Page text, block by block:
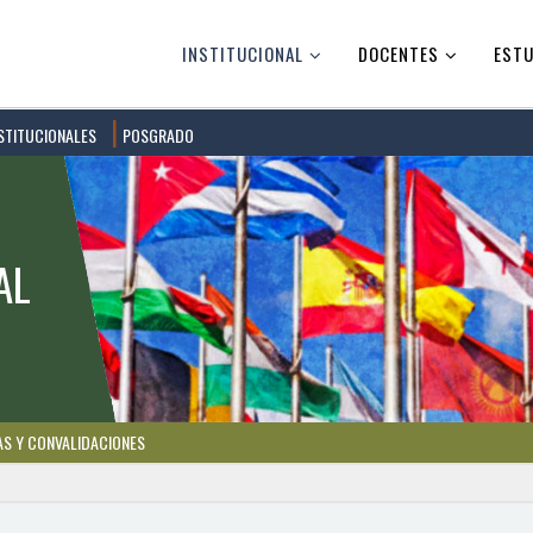
INSTITUCIONAL DOCENTES
POSGRADO
Y CONVALIDACIONES